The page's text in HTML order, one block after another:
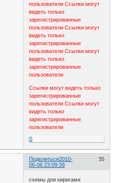
пользователи Ссылки могут
видеть только
зарегистрированные
пользователи Ссылки могут
видеть только
зарегистрированные
пользователи Ссылки могут
видеть только
зарегистрированные
пользователи
Ссылки могут видеть только
зарегистрированные
пользователи Ссылки могут
видеть только
зарегистрированные
пользователи
0
Поделиться 35
2010-
06-06 23:09:39
схемы для киригами